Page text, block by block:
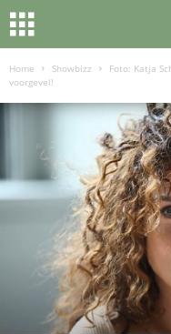
Home Showbizz
Foto: Katja
voorgevel!